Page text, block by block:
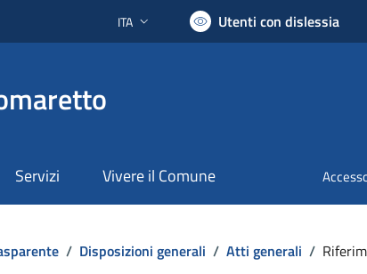
Lingua attiva:
ITA Utenti con dislessia
Servizi Vivere il Comune
/ Disposizioni generali / Atti generali /